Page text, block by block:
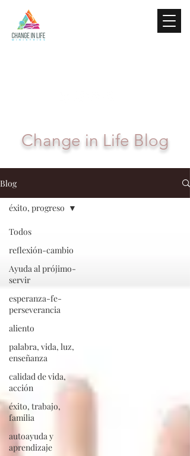
Change in Life Blog
Blog
Todos
reflexión-cambio
Ayuda al prójimo-
servir
esperanza-fe-
perseverancia
aliento
palabra, vida, luz,
enseñanza
calidad de vida,
acción
éxito, trabajo,
familia
autoayuda y
aprendizaje
éxito, progreso